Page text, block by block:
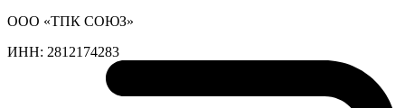
ООО «ТПК СОЮЗ»
ИНН: 2812174283